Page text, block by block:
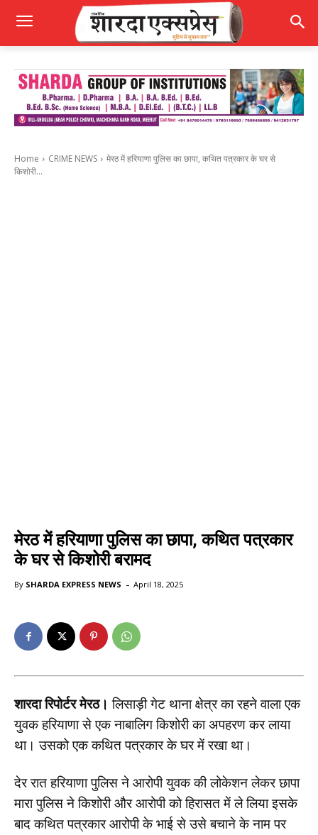
Home CRIME NEWS
मेरठ में हरियाणा पुलिस का छापा, कथित पत्रकार के घर से
किशोरी...
मेरठ में हरियाणा पुलिस का छापा, कथित पत्रकार
के घर से किशोरी बरामद
By SHARDA EXPRESS NEWS - April 18, 2025
शारदा रिपोर्टर मेरठ। लिसाड़ी गेट थाना क्षेत्र का रहने वाला एक
युवक हरियाणा से एक नाबालिग किशोरी का अपहरण कर लाया
था। उसको एक कथित पत्रकार के घर में रखा था।
देर रात हरियाणा पुलिस ने आरोपी युवक की लोकेशन लेकर छापा
मारा पुलिस ने किशोरी और आरोपी को हिरासत में ले लिया इसके
बाद कथित पत्रकार आरोपी के भाई से उसे बचाने के नाम पर